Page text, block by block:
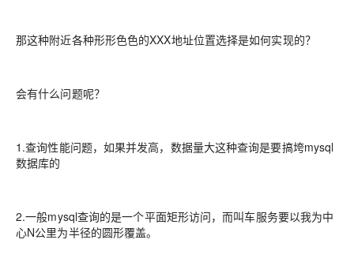
那这种附近各种形形色色的XXX地址位置选择是如何实现的？
会有什么问题呢？
1.查询性能问题，如果并发高，数据量大这种查询是要搞垮mysql
数据库的
2.一般mysql查询的是一个平面矩形访问，而叫车服务要以我为中
心N公里为半径的圆形覆盖。